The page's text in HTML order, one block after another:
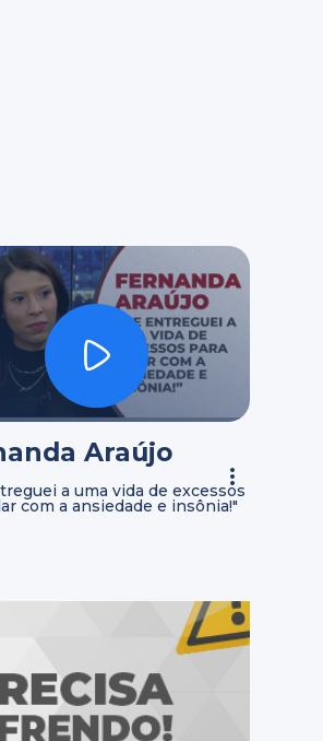
Araújo
a uma vida de excessos
com a ansiedade e insônia!"